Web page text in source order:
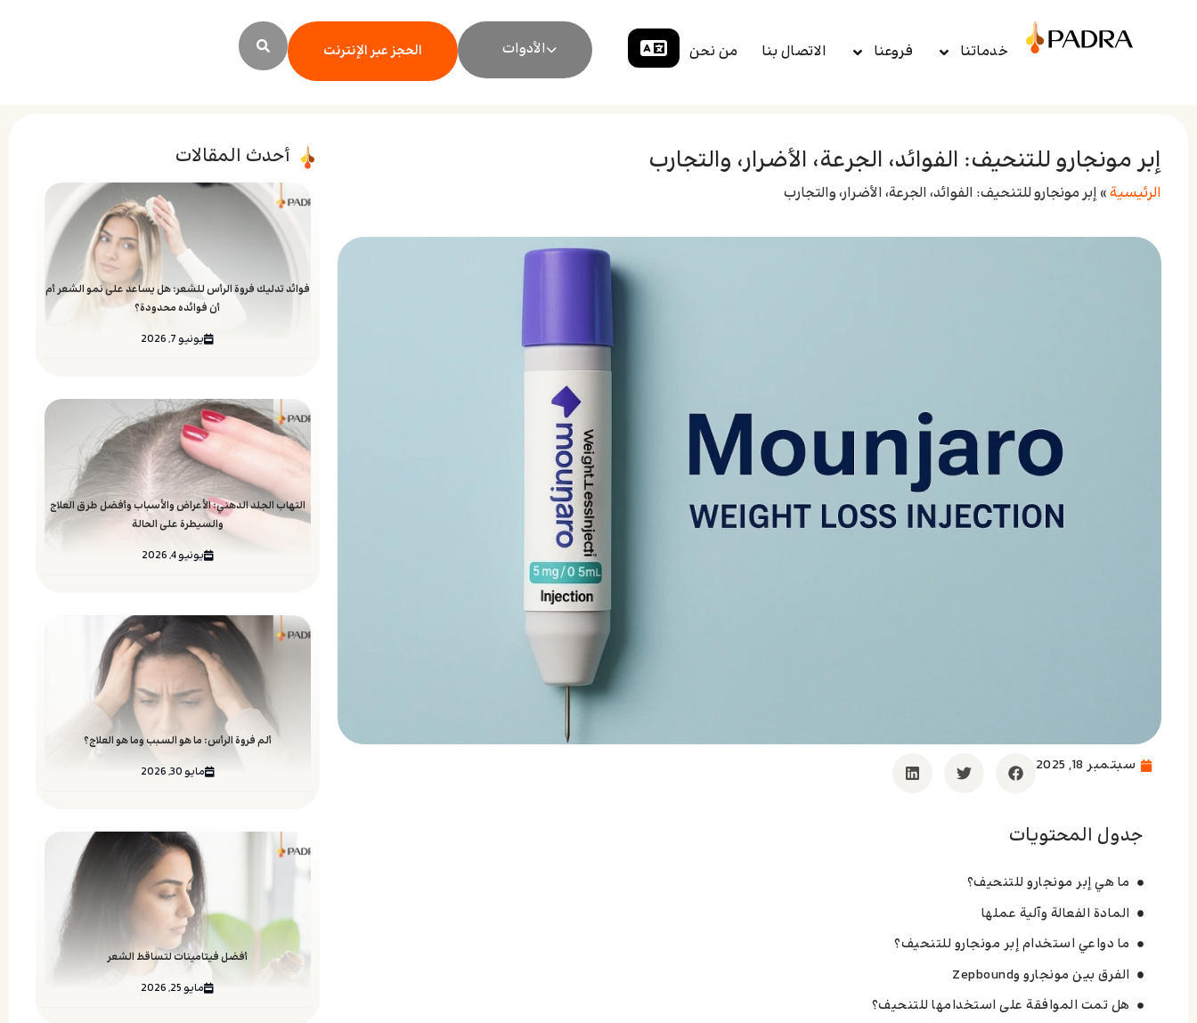
خدماتنا فروعنا الاتصال بنا من نحن الأدوات الحجز عبر الإنترنت
أحدث المقالات
فوائد تدليك فروة الرأس للشعر: هل يساعد على نمو الشعر أم
أن فوائده محدودة؟
يونيو 7, 2026
التهاب الجلد الدهني: الأعراض والأسباب وأفضل طرق العلاج
والسيطرة على الحالة
يونيو 4, 2026
ألم فروة الرأس: ما هو السبب وما هو العلاج؟
مايو 30, 2026
أفضل فيتامينات لتساقط الشعر
مايو 25, 2026
إبر مونجارو للتنحيف: الفوائد، الجرعة، الأضرار، والتجارب
الرئيسية»إبر مونجارو للتنحيف: الفوائد، الجرعة، الأضرار، والتجارب
سبتمبر 18, 2025
جدول المحتويات
ما هي إبر مونجارو للتنحيف؟
المادة الفعالة وآلية عملها
ما دواعي استخدام إبر مونجارو للتنحيف؟
الفرق بين مونجارو وZepbound
هل تمت الموافقة على استخدامها للتنحيف؟